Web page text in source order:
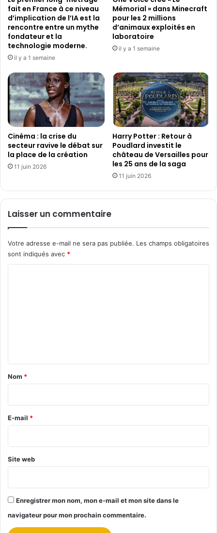
fait en France à ce niveau
d’implication de l’IA est la
rencontre entre un mythe
fondateur et la
technologie moderne.
il y a 1 semaine
Mémorial » dans Minecraft
pour les 2 millions
d’animaux exploités en
laboratoire
il y a 1 semaine
Cinéma : la crise du
secteur ravive le débat sur
la place de la création
11 juin 2026
Harry Potter : Retour à
Poudlard investit le
château de Versailles pour
les 25 ans de la saga
11 juin 2026
Laisser un commentaire
Votre adresse e-mail ne sera pas publiée. Les champs obligatoires
sont indiqués avec *
a
r
e
Nom *
E-mail *
Site web
Enregistrer mon nom, mon e-mail et mon site dans le
navigateur pour mon prochain commentaire.